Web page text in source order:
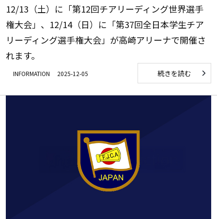
12/13（土）に「第12回チアリーディング世界選手
権大会」、12/14（日）に「第37回全日本学生チア
リーディング選手権大会」が高崎アリーナで開催さ
れます。
INFORMATION 2025-12-05 続きを読む